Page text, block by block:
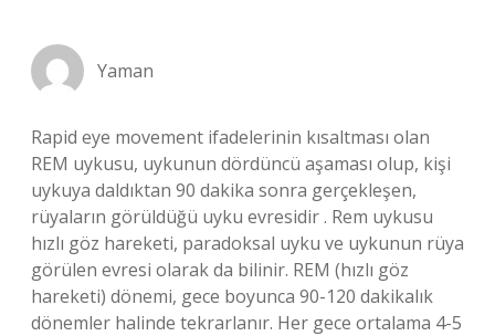
Yaman
Rapid eye movement ifadelerinin kısaltması olan
REM uykusu, uykunun dördüncü aşaması olup, kişi
uykuya daldıktan 90 dakika sonra gerçekleşen,
rüyaların görüldüğü uyku evresidir . Rem uykusu
hızlı göz hareketi, paradoksal uyku ve uykunun rüya
görülen evresi olarak da bilinir. REM (hızlı göz
hareketi) dönemi, gece boyunca 90-120 dakikalık
dönemler halinde tekrarlanır. Her gece ortalama 4-5